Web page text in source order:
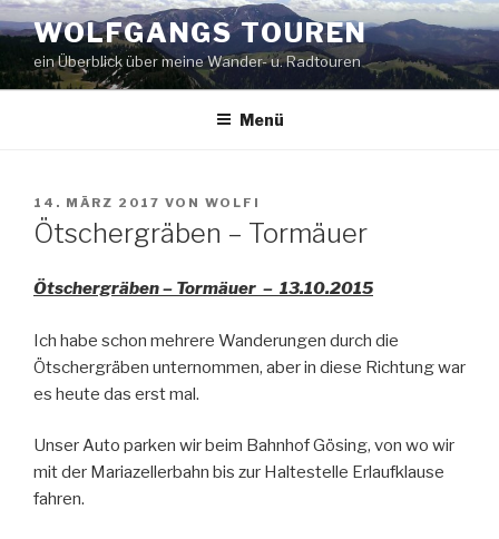
Zum
Inhalt
springen
WOLFGANGS TOUREN
ein Überblick über meine Wander- u. Radtouren
Menü
VERÖFFENTLICHT
AM
14. MÄRZ 2017 VON WOLFI
Ötschergräben – Tormäuer
Ötschergräben – Tormäuer – 13.10.2015
Ich habe schon mehrere Wanderungen durch die
Ötschergräben unternommen, aber in diese Richtung war
es heute das erst mal.
Unser Auto parken wir beim Bahnhof Gösing, von wo wir
mit der Mariazellerbahn bis zur Haltestelle Erlaufklause
fahren.